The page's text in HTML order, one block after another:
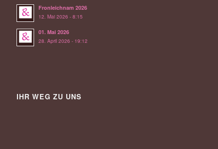
Fronleichnam 2026
12. Mai 2026 - 8:15
01. Mai 2026
28. April 2026 - 19:12
IHR WEG ZU UNS